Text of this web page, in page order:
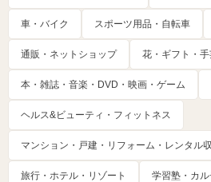
車・バイク スポーツ用品・自転車
通販・ネットショップ 花・ギフト・
本・雑誌・音楽・DVD・映画・ゲーム
ヘルス&ビューティ・フィットネス
マンション・戸建・リフォーム・レンタル
旅行・ホテル・リゾート 学習塾・カ